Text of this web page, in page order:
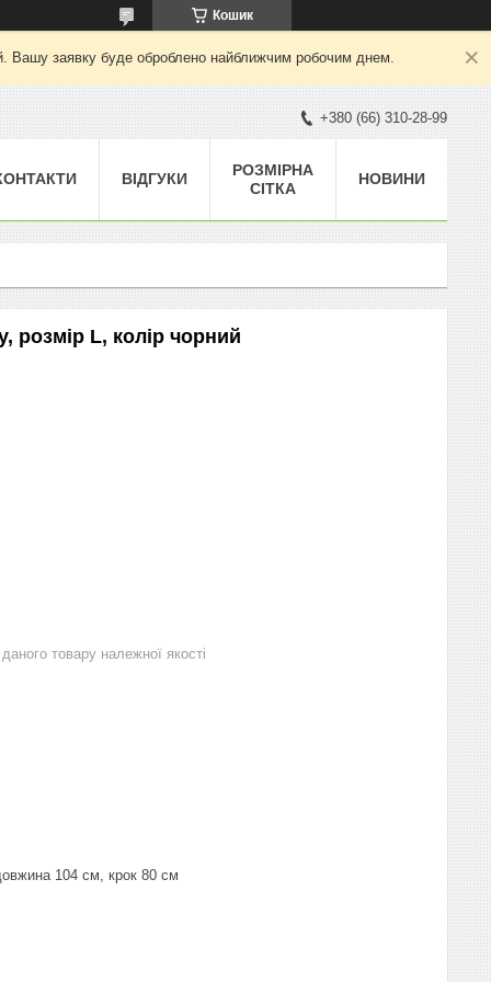
Кошик
Вашу заявку буде оброблено найближчим робочим днем.
+380 (66) 310-28-99
ВІДГУКИ
РОЗМІРНА
СІТКА
НОВИНИ
розмір L, колір чорний
товару належної якості
104 см, крок 80 см